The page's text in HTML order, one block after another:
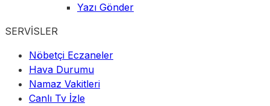
Yazı Gönder
SERVİSLER
Nöbetçi Eczaneler
Hava Durumu
Namaz Vakitleri
Canlı Tv İzle